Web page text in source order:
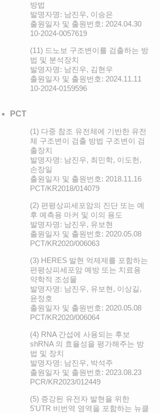
방법
발명자명: 남진우, 이승은
출원일자 및 출원번호: 2024.04.30
10-2024-0057619
(11) 드노보 구조변이를 검출하는 방
법 및 분석장치
발명자명: 남진우, 김현우
출원일자 및 출원번호: 2024.11.11
10-2024-0159596
PCT
(1) 다중 참조 유전체에 기반한 유전
체 구조변이 검출 방법 구조변이 검
출장치
발명자명: 남진우, 최민학, 이도헌,
손장일
출원일자 및 출원번호: 2018.11.16
PCT/KR2018/014079
(2) 편평상피세포암의 진단 또는 예
후 예측용 마커 및 이의 용도
발명자명: 남진우, 유보현
출원일자 및 출원번호: 2020.05.08
PCT/KR2020/006063
(3) HERES 발현 억제제를 포함하는
편평상피세포암 예방 또는 치료용
약학적 조성물
발명자명: 남진우, 유보현, 이상길,
윤정호
출원일자 및 출원번호: 2020.05.08
PCT/KR2020/006064
(4) RNA 간섭에 사용되는 후보
shRNA 의 효율성을 평가해주는 방
법 및 장치
발명자명: 남진우, 박석주
출원일자 및 출원번호: 2023.08.23
PCR/KR2023/012449
(5) 증강된 유전자 발현을 위한
5'UTR 비번역 영역을 포함하는 뉴클